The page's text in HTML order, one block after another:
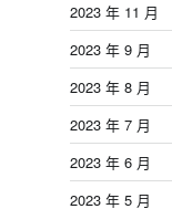
2023 年 11 月
2023 年 9 月
2023 年 8 月
2023 年 7 月
2023 年 6 月
2023 年 5 月